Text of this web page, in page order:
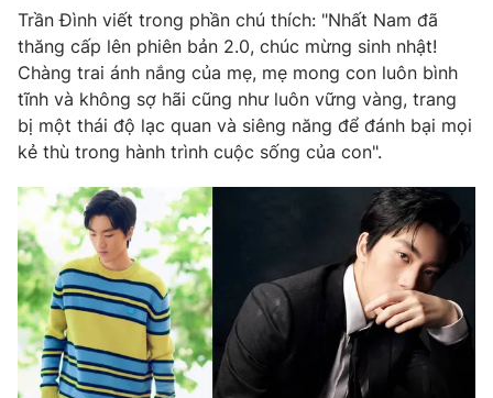
Hậu trường
Nhân vật
Khán giả
Giải trí
Điện ảnh
Âm nhạc
Sao
Đời sống
Du lịch
Làm đẹp
Chất lượng cuộc sống
Giáo dục
Tuyển sinh
Học trực tuyến
Công nghệ
Hitech Công nghệ tương lai
Sản phẩm
Thị trường
Tư vấn
Giao lưu trực tuyến
Lịch phát sóng
Trần Đình viết trong phần chú thích: "Nhất Nam đã
thăng cấp lên phiên bản 2.0, chúc mừng sinh nhật!
Chàng trai ánh nắng của mẹ, mẹ mong con luôn bình
tĩnh và không sợ hãi cũng như luôn vững vàng, trang
bị một thái độ lạc quan và siêng năng để đánh bại mọi
kẻ thù trong hành trình cuộc sống của con".